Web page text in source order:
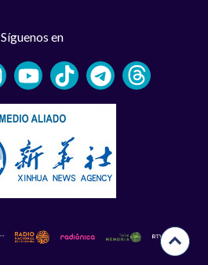
Síguenos en